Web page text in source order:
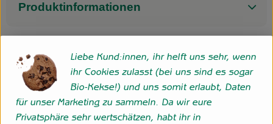
Produktinformationen
Herkunft
Niederlande
Liebe Kund:innen, ihr helft uns sehr, wenn
ihr Cookies zulasst (bei uns sind es sogar
Bio-Kekse!) und uns somit erlaubt, Daten
für unser Marketing zu sammeln. Da wir eure
Privatsphäre sehr wertschätzen, habt ihr in